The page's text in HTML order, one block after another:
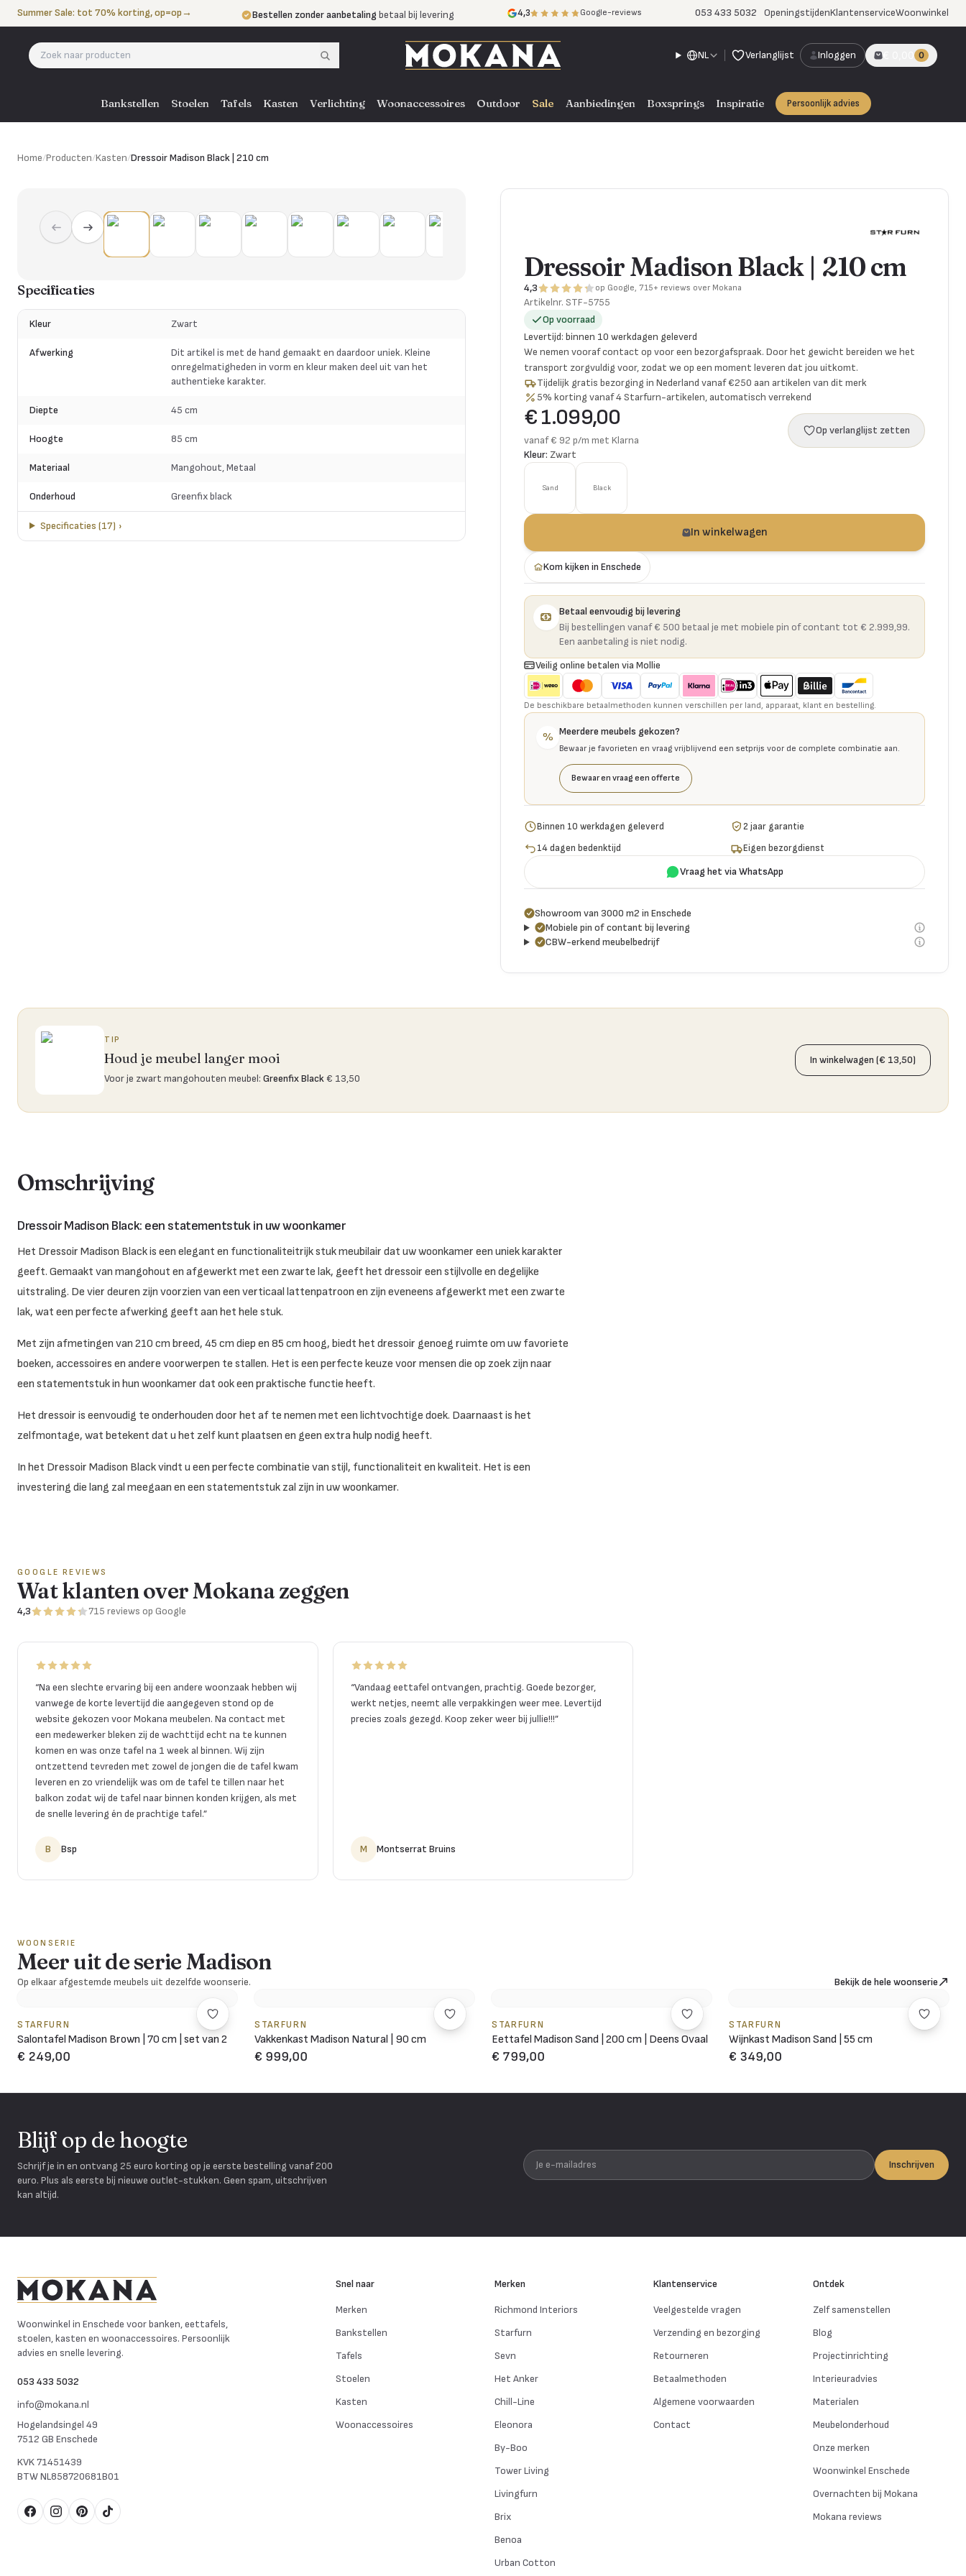
Naar de inhoud
Summer Sale: tot 70% korting, op=op→ Bestellen zonder aanbetaling betaal bij levering
Eigen bezorgdienst door heel NL, BE en DE
4,3 Google-reviews 053 433 5032 OpeningstijdenKlantenserviceWoonwinkel
NL Verlanglijst Inloggen € 0,00 0
Bankstellen Stoelen Tafels Kasten Verlichting Woonaccessoires Outdoor Sale Aanbiedingen Boxsprings Inspiratie Persoonlijk advies
Home/Producten/Kasten/Dressoir Madison Black | 210 cm
Specificaties
Kleur Zwart
Afwerking
Dit artikel is met de hand gemaakt en daardoor uniek. Kleine
onregelmatigheden in vorm en kleur maken deel uit van het
authentieke karakter.
Diepte 45 cm
Hoogte 85 cm
Materiaal Mangohout, Metaal
Onderhoud Greenfix black
Specificaties (17) ›
Dressoir Madison Black | 210 cm
4,3 op Google, 715+ reviews over Mokana
Artikelnr. STF-5755
Op voorraad
Levertijd: binnen 10 werkdagen geleverd
We nemen vooraf contact op voor een bezorgafspraak. Door het gewicht bereiden we het
transport zorgvuldig voor, zodat we op een moment leveren dat jou uitkomt.
Tijdelijk gratis bezorging in Nederland vanaf €250 aan artikelen van dit merk
5% korting vanaf 4 Starfurn-artikelen, automatisch verrekend
€ 1.099,00
vanaf € 92 p/m met Klarna
Op verlanglijst zetten
Kleur: Zwart
Sand Black
In winkelwagen
Kom kijken in Enschede
Betaal eenvoudig bij levering
Bij bestellingen vanaf € 500 betaal je met mobiele pin of contant tot € 2.999,99.
Een aanbetaling is niet nodig.
Veilig online betalen via Mollie
De beschikbare betaalmethoden kunnen verschillen per land, apparaat, klant en bestelling.
% Meerdere meubels gekozen?
Bewaar je favorieten en vraag vrijblijvend een setprijs voor de complete combinatie aan.
Bewaar en vraag een offerte
Binnen 10 werkdagen geleverd
2 jaar garantie
14 dagen bedenktijd
Eigen bezorgdienst
Vraag het via WhatsApp
Showroom van 3000 m2 in Enschede
Mobiele pin of contant bij levering
CBW-erkend meubelbedrijf
TIP
Houd je meubel langer mooi
Voor je zwart mangohouten meubel: Greenfix Black€ 13,50
In winkelwagen (€ 13,50)
Omschrijving
Dressoir Madison Black: een statementstuk in uw woonkamer
Het Dressoir Madison Black is een elegant en functionaliteitrijk stuk meubilair dat uw woonkamer een uniek karakter
geeft. Gemaakt van mangohout en afgewerkt met een zwarte lak, geeft het dressoir een stijlvolle en degelijke
uitstraling. De vier deuren zijn voorzien van een verticaal lattenpatroon en zijn eveneens afgewerkt met een zwarte
lak, wat een perfecte afwerking geeft aan het hele stuk.
Met zijn afmetingen van 210 cm breed, 45 cm diep en 85 cm hoog, biedt het dressoir genoeg ruimte om uw favoriete
boeken, accessoires en andere voorwerpen te stallen. Het is een perfecte keuze voor mensen die op zoek zijn naar
een statementstuk in hun woonkamer dat ook een praktische functie heeft.
Het dressoir is eenvoudig te onderhouden door het af te nemen met een lichtvochtige doek. Daarnaast is het
zelfmontage, wat betekent dat u het zelf kunt plaatsen en geen extra hulp nodig heeft.
In het Dressoir Madison Black vindt u een perfecte combinatie van stijl, functionaliteit en kwaliteit. Het is een
investering die lang zal meegaan en een statementstuk zal zijn in uw woonkamer.
GOOGLE REVIEWS
Wat klanten over Mokana zeggen
4,3 715 reviews op Google
“Na een slechte ervaring bij een andere woonzaak hebben wij
vanwege de korte levertijd die aangegeven stond op de
website gekozen voor Mokana meubelen. Na contact met
een medewerker bleken zij de wachttijd echt na te kunnen
komen en was onze tafel na 1 week al binnen. Wij zijn
ontzettend tevreden met zowel de jongen die de tafel kwam
leveren en zo vriendelijk was om de tafel te tillen naar het
balkon zodat wij de tafel naar binnen konden krijgen, als met
de snelle levering én de prachtige tafel.”
B Bsp
“Vandaag eettafel ontvangen, prachtig. Goede bezorger,
werkt netjes, neemt alle verpakkingen weer mee. Levertijd
precies zoals gezegd. Koop zeker weer bij jullie!!!”
M Montserrat Bruins
WOONSERIE
Meer uit de serie Madison
Op elkaar afgestemde meubels uit dezelfde woonserie. Bekijk de hele woonserie
STARFURN
Salontafel Madison Brown | 70 cm | set van 2
€ 249,00
STARFURN
Vakkenkast Madison Natural | 90 cm
€ 999,00
STARFURN
Eettafel Madison Sand | 200 cm | Deens Ovaal
€ 799,00
STARFURN
Wijnkast Madison Sand | 55 cm
€ 349,00
Blijf op de hoogte
Schrijf je in en ontvang 25 euro korting op je eerste bestelling vanaf 200
euro. Plus als eerste bij nieuwe outlet-stukken. Geen spam, uitschrijven
kan altijd.
Je e-mailadres
Inschrijven
Woonwinkel in Enschede voor banken, eettafels,
stoelen, kasten en woonaccessoires. Persoonlijk
advies en snelle levering.
053 433 5032
info@mokana.nl
Hogelandsingel 49
7512 GB Enschede
KVK71451439
BTWNL858720681B01
FacebookInstagram
Pinterest
TikTok
Snel naar
Merken
Bankstellen
Tafels
Stoelen
Kasten
Woonaccessoires
Merken
Richmond Interiors
Starfurn
Sevn
Het Anker
Chill-Line
Eleonora
By-Boo
Tower Living
Livingfurn
Brix
Benoa
Urban Cotton
Klantenservice
Veelgestelde vragen
Verzending en bezorging
Retourneren
Betaalmethoden
Algemene voorwaarden
Contact
Ontdek
Zelf samenstellen
Blog
Projectinrichting
Interieuradvies
Materialen
Meubelonderhoud
Onze merken
Woonwinkel Enschede
Overnachten bij Mokana
Mokana reviews